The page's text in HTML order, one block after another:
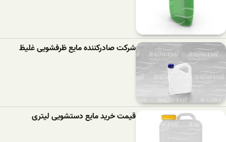
شرکت صادرکننده مایع ظرفشویی غلیظ
قیمت خرید مایع دستشویی لیتری